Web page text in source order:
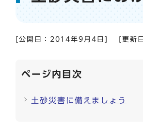
[公開日： 2014年9月4日 [更新
ページ内目次
土砂災害に備えましょう